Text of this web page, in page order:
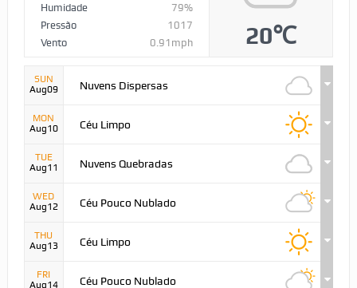
Humidade
79%
Pressão
1017
Vento
0.91mph 20℃
SUN
Aug09
Nuvens Dispersas
MON
Aug10
Céu Limpo
TUE
Aug11
Nuvens Quebradas
WED
Aug12
Céu Pouco Nublado
THU
Aug13
Céu Limpo
FRI
Aug14
Céu Pouco Nublado